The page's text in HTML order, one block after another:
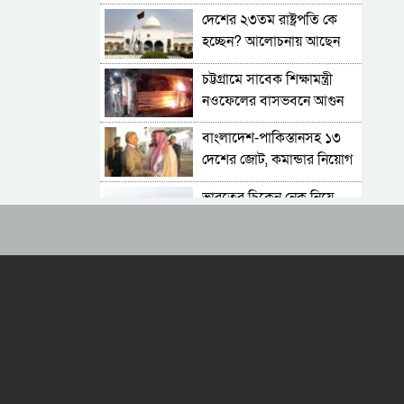
বিচারের মুখোমুখি হতেও ভয়
নেই
দেশের ২৩তম রাষ্ট্রপতি কে
হচ্ছেন? আলোচনায় আছেন
কারা?
চট্টগ্রামে সাবেক শিক্ষামন্ত্রী
নওফেলের বাসভবনে আগুন
বাংলাদেশ-পাকিস্তানসহ ১৩
দেশের জোট, কমান্ডার নিয়োগ
দিল সৌদি আরব
ভারতের চিকেন নেক নিয়ে
জাতীয় সংসদের বিশেষ